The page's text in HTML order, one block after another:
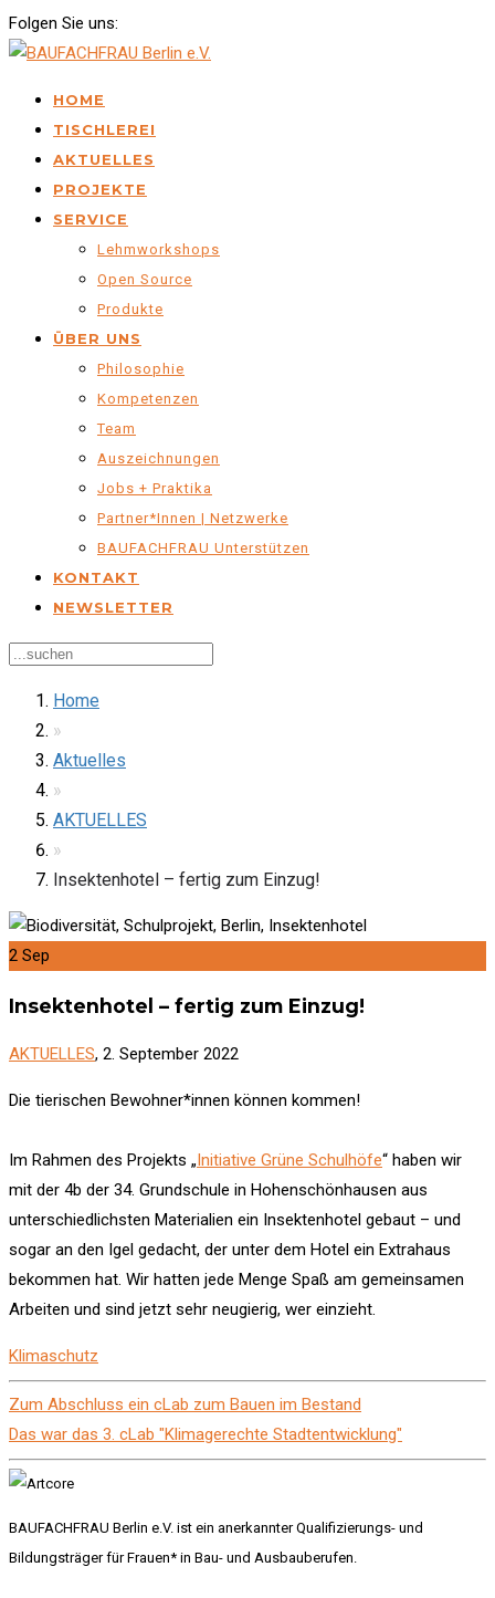
Folgen Sie uns:
HOME
TISCHLEREI
AKTUELLES
PROJEKTE
SERVICE
Lehmworkshops
Open Source
Produkte
ÜBER UNS
Philosophie
Kompetenzen
Team
Auszeichnungen
Jobs + Praktika
Partner*innen | Netzwerke
BAUFACHFRAU Unterstützen
KONTAKT
NEWSLETTER
Home
»
Aktuelles
»
AKTUELLES
»
Insektenhotel – fertig zum Einzug!
2 Sep
Insektenhotel – fertig zum Einzug!
AKTUELLES, 2. September 2022
Die tierischen Bewohner*innen können kommen!
Im Rahmen des Projekts „Initiative Grüne Schulhöfe“ haben wir
mit der 4b der 34. Grundschule in Hohenschönhausen aus
unterschiedlichsten Materialien ein Insektenhotel gebaut – und
sogar an den Igel gedacht, der unter dem Hotel ein Extrahaus
bekommen hat. Wir hatten jede Menge Spaß am gemeinsamen
Arbeiten und sind jetzt sehr neugierig, wer einzieht.
Klimaschutz
Zum Abschluss ein cLab zum Bauen im Bestand
Das war das 3. cLab "Klimagerechte Stadtentwicklung"
BAUFACHFRAU Berlin e.V. ist ein anerkannter Qualifizierungs- und
Bildungsträger für Frauen* in Bau- und Ausbauberufen.